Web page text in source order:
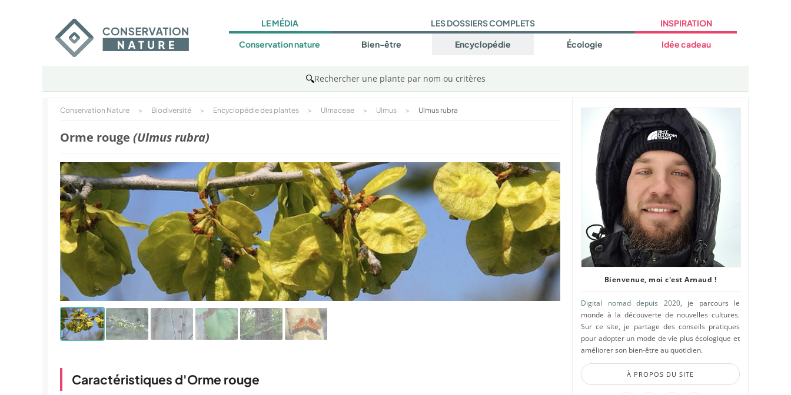
LE MÉDIA
Conservation nature
LES DOSSIERS COMPLETS
Bien-être Encyclopédie Écologie
INSPIRATION
Idée cadeau
🔍Rechercher une plante par nom ou critères
Conservation Nature > Biodiversité > Encyclopédie des plantes > Ulmaceae > Ulmus > Ulmus rubra
Orme rouge (Ulmus rubra)
Caractéristiques d'Orme rouge
Bienvenue, moi c'est Arnaud !
Digital nomad depuis 2020, je parcours le
monde à la découverte de nouvelles cultures.
Sur ce site, je partage des conseils pratiques
pour adopter un mode de vie plus écologique et
améliorer son bien-être au quotidien.
À PROPOS DU SITE